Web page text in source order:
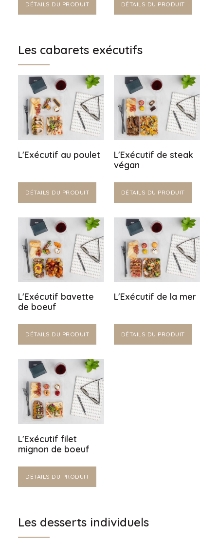
DÉTAILS DU PRODUIT DÉTAILS DU PRODUIT
Les cabarets exécutifs
L'Exécutif au poulet
DÉTAILS DU PRODUIT
L'Exécutif de steak
végan
DÉTAILS DU PRODUIT
L'Exécutif bavette
de boeuf
DÉTAILS DU PRODUIT
L'Exécutif de la mer
DÉTAILS DU PRODUIT
L'Exécutif filet
mignon de boeuf
DÉTAILS DU PRODUIT
Les desserts individuels